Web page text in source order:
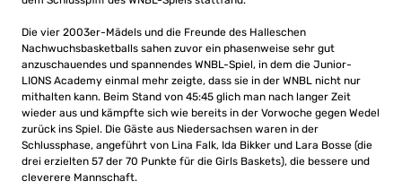
Die vier 2003er-Mädels und die Freunde des Halleschen
Nachwuchsbasketballs sahen zuvor ein phasenweise sehr gut
anzuschauendes und spannendes WNBL-Spiel, in dem die Junior-
LIONS Academy einmal mehr zeigte, dass sie in der WNBL nicht nur
mithalten kann. Beim Stand von 45:45 glich man nach langer Zeit
wieder aus und kämpfte sich wie bereits in der Vorwoche gegen Wedel
zurück ins Spiel. Die Gäste aus Niedersachsen waren in der
Schlussphase, angeführt von Lina Falk, Ida Bikker und Lara Bosse (die
drei erzielten 57 der 70 Punkte für die Girls Baskets), die bessere und
cleverere Mannschaft.